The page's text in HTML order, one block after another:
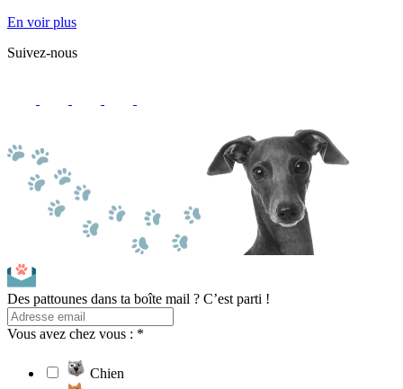
En voir plus
Suivez-nous
Des pattounes dans ta boîte mail ? C’est parti !
Vous avez chez vous : *
Chien